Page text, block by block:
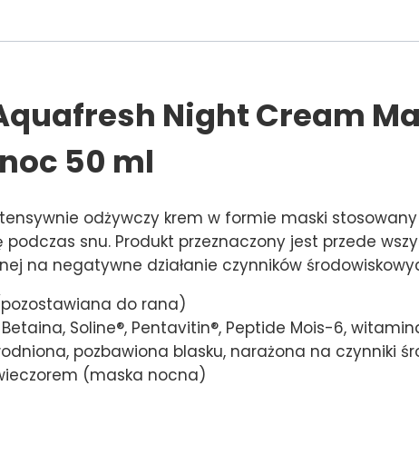
Night Cream
50 ml
odżywczy krem w formie maski stosowany
snu. Produkt przeznaczony jest przede
na negatywne działanie czynników
do rana)
Betaina, Soline®, Pentavitin®, Peptide Mois-6,
pozbawiona blasku, narażona na czynniki
(maska nocna)